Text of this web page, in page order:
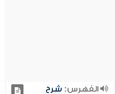
الفهرس: شرح